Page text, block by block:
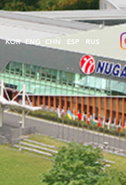
KOR ENG CHN ESP RUS